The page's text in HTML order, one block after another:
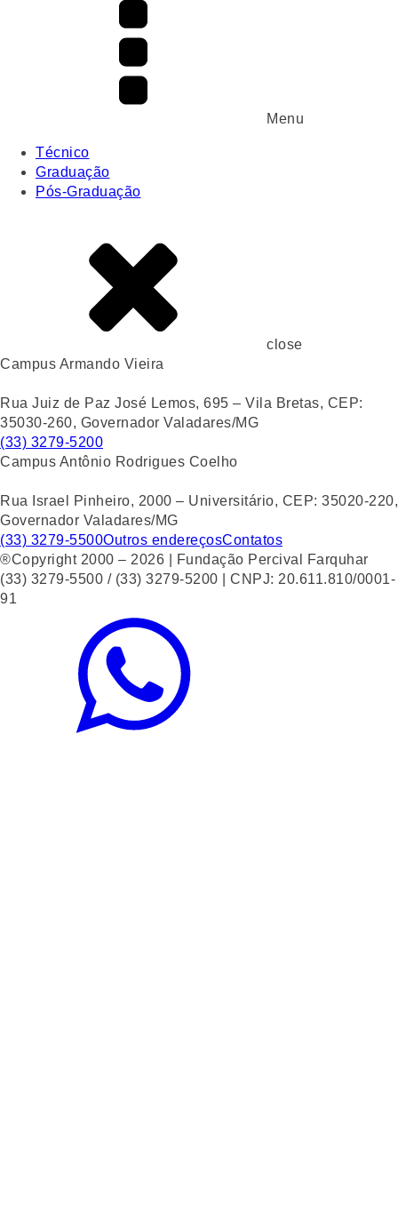
Menu
Técnico
Graduação
Pós-Graduação
close
Campus Armando Vieira
Rua Juiz de Paz José Lemos, 695 – Vila Bretas, CEP:
35030-260, Governador Valadares/MG
(33) 3279-5200
Campus Antônio Rodrigues Coelho
Rua Israel Pinheiro, 2000 – Universitário, CEP: 35020-220,
Governador Valadares/MG
(33) 3279-5500Outros endereçosContatos
®Copyright 2000 – 2026 | Fundação Percival Farquhar
(33) 3279-5500 / (33) 3279-5200 | CNPJ: 20.611.810/0001-
91